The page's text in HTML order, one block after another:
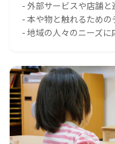
- 外部サービスや店舗
- 本や物と触れるため
- 地域の人々のニーズ